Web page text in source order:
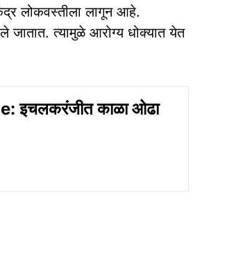
लोकवस्तीला लागून आहे.
जातात. त्यामुळे आरोग्य धोक्यात येत
काळा ओढा